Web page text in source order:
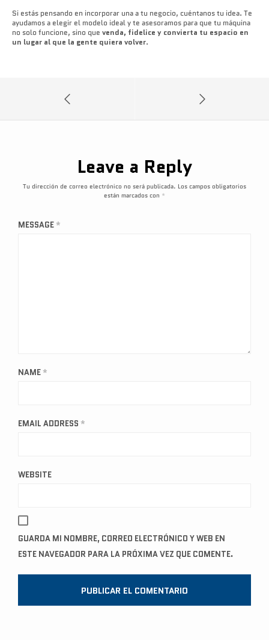
Si estás pensando en incorporar una a tu negocio, cuéntanos tu idea. Te
ayudamos a elegir el modelo ideal y te asesoramos para que tu máquina
no solo funcione, sino que venda, fidelice y convierta tu espacio en
un lugar al que la gente quiera volver.
Leave a Reply
Tu dirección de correo electrónico no será publicada. Los campos obligatorios
están marcados con *
MESSAGE *
NAME *
EMAIL ADDRESS *
WEBSITE
GUARDA MI NOMBRE, CORREO ELECTRÓNICO Y WEB EN
ESTE NAVEGADOR PARA LA PRÓXIMA VEZ QUE COMENTE.